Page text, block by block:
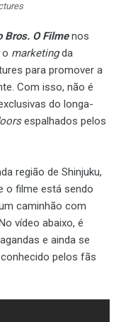
Bros. O Filmenos
marketingda
para promover a
Com isso, não é
do longa-
espalhados pelos
região de Shinjuku,
o filme está sendo
caminhão com
vídeo abaixo, é
e ainda se
pelos fãs